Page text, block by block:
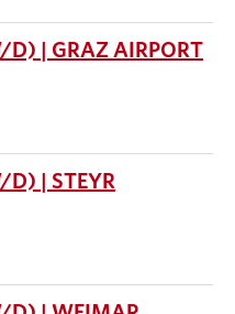
| GRAZ AIRPORT
D) | STEYR